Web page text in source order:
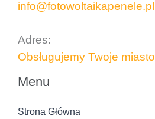
info@fotowoltaikapenele.pl
Adres:
Obsługujemy Twoje miasto
Menu
Strona Główna